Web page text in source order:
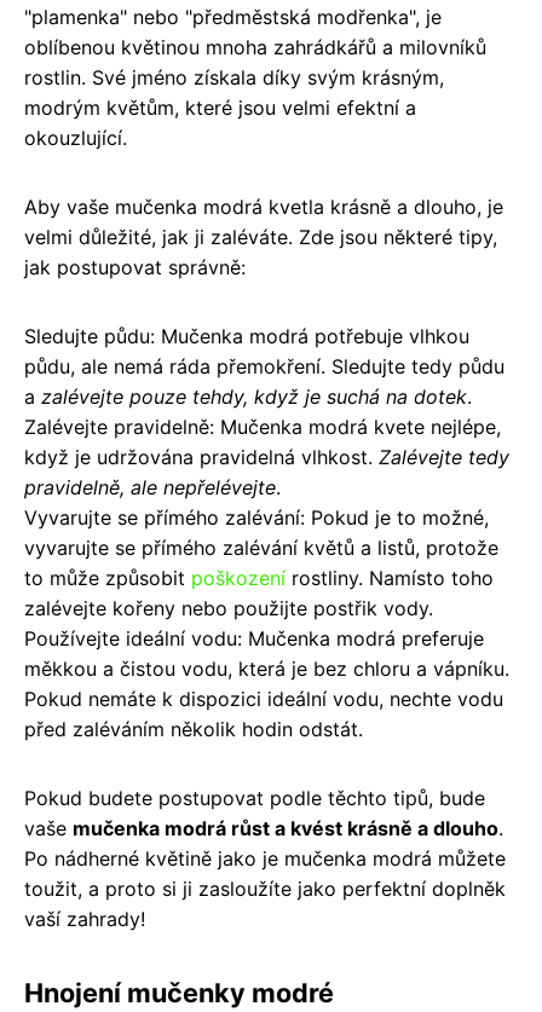
"plamenka" nebo "předměstská modřenka", je
oblíbenou květinou mnoha zahrádkářů a milovníků
rostlin. Své jméno získala díky svým krásným,
modrým květům, které jsou velmi efektní a
okouzlující.
Aby vaše mučenka modrá kvetla krásně a dlouho, je
velmi důležité, jak ji zaléváte. Zde jsou některé tipy,
jak postupovat správně:
Sledujte půdu: Mučenka modrá potřebuje vlhkou
půdu, ale nemá ráda přemokření. Sledujte tedy půdu
a zalévejte pouze tehdy, když je suchá na dotek.
Zalévejte pravidelně: Mučenka modrá kvete nejlépe,
když je udržována pravidelná vlhkost. Zalévejte tedy
pravidelně, ale nepřelévejte.
Vyvarujte se přímého zalévání: Pokud je to možné,
vyvarujte se přímého zalévání květů a listů, protože
to může způsobit poškození rostliny. Namísto toho
zalévejte kořeny nebo použijte postřik vody.
Používejte ideální vodu: Mučenka modrá preferuje
měkkou a čistou vodu, která je bez chloru a vápníku.
Pokud nemáte k dispozici ideální vodu, nechte vodu
před zaléváním několik hodin odstát.
Pokud budete postupovat podle těchto tipů, bude
vaše mučenka modrá růst a kvést krásně a dlouho.
Po nádherné květině jako je mučenka modrá můžete
toužit, a proto si ji zasloužíte jako perfektní doplněk
vaší zahrady!
Hnojení mučenky modré